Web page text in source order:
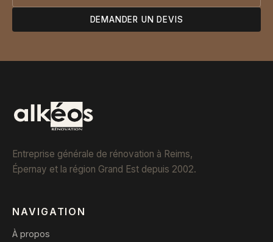
DEMANDER UN DEVIS
Entreprise générale de rénovation à Reims,
Épernay et la région Grand Est depuis 2002.
NAVIGATION
À propos